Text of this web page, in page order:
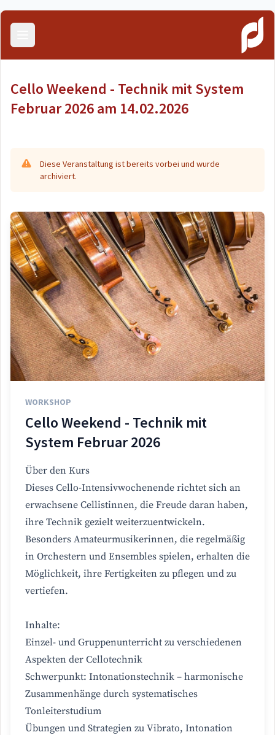
Menü öffnen
Cello Weekend - Technik mit System
Februar 2026 am 14.02.2026
Diese Veranstaltung ist bereits vorbei und wurde
archiviert.
WORKSHOP
Cello Weekend - Technik mit
System Februar 2026
Über den Kurs
Dieses Cello-Intensivwochenende richtet sich an
erwachsene Cellistinnen, die Freude daran haben,
ihre Technik gezielt weiterzuentwickeln.
Besonders Amateurmusikerinnen, die regelmäßig
in Orchestern und Ensembles spielen, erhalten die
Möglichkeit, ihre Fertigkeiten zu pflegen und zu
vertiefen.
Inhalte:
Einzel- und Gruppenunterricht zu verschiedenen
Aspekten der Cellotechnik
Schwerpunkt: Intonationstechnik – harmonische
Zusammenhänge durch systematisches
Tonleiterstudium
Übungen und Strategien zu Vibrato, Intonation